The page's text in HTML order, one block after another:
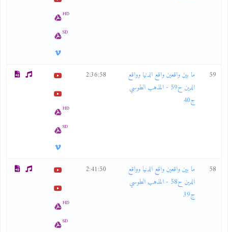
HD
SD
59
ما بين واقعين واقع الدنيا وواقع
الدين ح59 - المذهب الطوسي
ج40
2:36:58
HD
SD
58
ما بين واقعين واقع الدنيا وواقع
الدين ح58 - المذهب الطوسي
ج39
2:41:50
HD
SD